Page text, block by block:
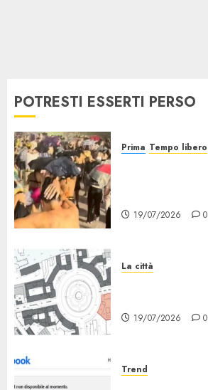
POTRESTI ESSERTI PERSO
Prima Tempo libero
19/07/2026 0
La città
19/07/2026 0
Trend